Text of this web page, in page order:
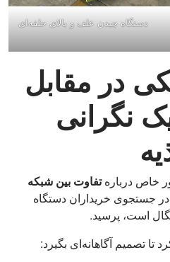
دستگاه چیدن علف و بالای حلقه‌ای
در مقابل
نگرانی
خاص دربارهتفاوت بین شبکه
در جستجوی خریداران دستگاه
است، پرسید.
تصمیم آگاهانه‌ای بگیرد: